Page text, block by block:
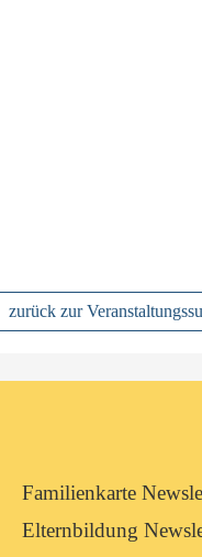
zurück zur
abonnieren
Familienkarte
Elternbildung